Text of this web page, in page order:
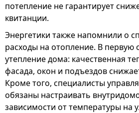
потепление не гарантирует
квитанции.
Энергетики также напомнили о
расходы на отопление. В
утепление дома: качественная
фасада, окон и подъездов
Кроме того, специалисты
обязаны настраивать
зависимости от температуры на